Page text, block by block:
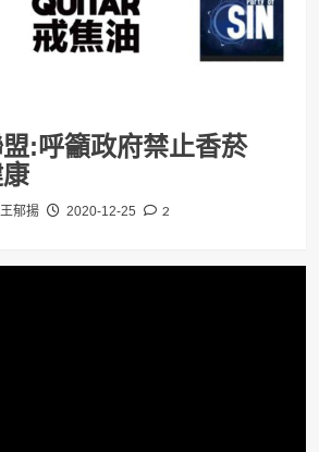
:呼籲政府禁止香菸
郁揚 2020-12-25 2